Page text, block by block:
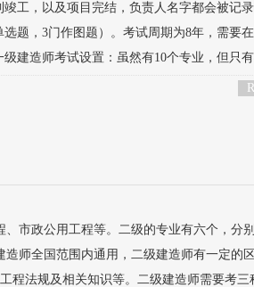
工，以及项目完结，负责人名字都会被记
题，3门作图题）。考试周期为8年，需要
建造师考试设置：虽然有10个专业，但只
市政公用工程等。二级的专业有六个，分
师全国范围内通用，二级建造师有一定的
程法规及相关知识等。二级建造师需要考